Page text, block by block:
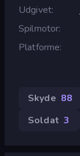
Udgivet
Spilmotor
Platforme
Skyde 88
Soldat 3